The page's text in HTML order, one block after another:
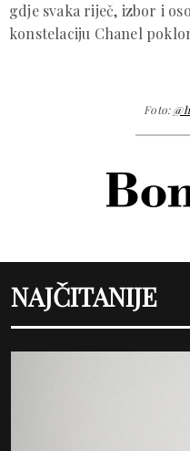
gdje svaka riječ, izbor i
konstelaciju Chanel
Foto:
NAJČITANIJE